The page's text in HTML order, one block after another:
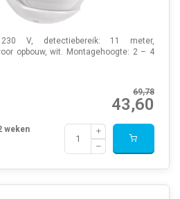
230 V, detectiebereik: 11 meter,
opbouw, wit. Montagehoogte: 2 – 4
69,78
43,60
weken